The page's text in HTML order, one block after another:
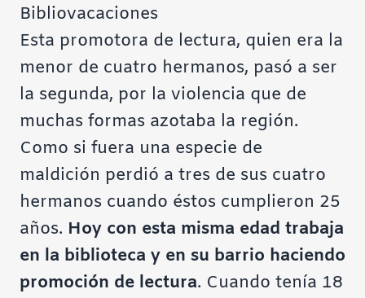
Bibliovacaciones
Esta promotora de lectura, quien era la
menor de cuatro hermanos, pasó a ser
la segunda, por la violencia que de
muchas formas azotaba la región.
Como si fuera una especie de
maldición perdió a tres de sus cuatro
hermanos cuando éstos cumplieron 25
años. Hoy con esta misma edad trabaja
en la biblioteca y en su barrio haciendo
promoción de lectura. Cuando tenía 18